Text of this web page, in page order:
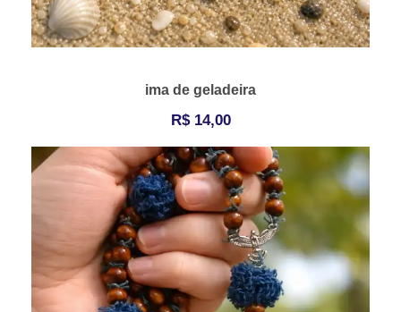
ima de geladeira
R$14,00